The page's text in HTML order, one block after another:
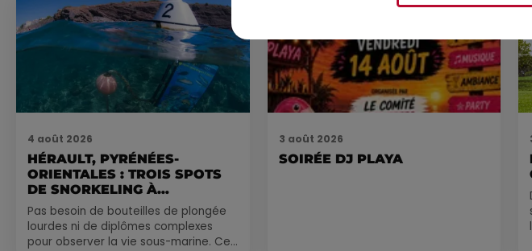
4 août 2026
HÉRAULT, PYRÉNÉES-
ORIENTALES : TROIS SPOTS
DE SNORKELING À
EXPLORER...
Pas besoin de bouteilles de plongée
lourdes ni de diplômes complexes
pour observer la vie sous-marine. Cet
3 août 2026
SOIRÉE DJ PLAYA